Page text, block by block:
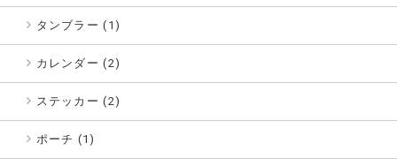
タンブラー (1)
カレンダー (2)
ステッカー (2)
ポーチ (1)